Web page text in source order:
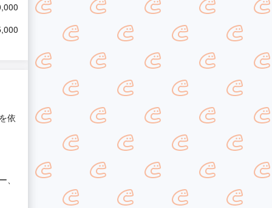
依